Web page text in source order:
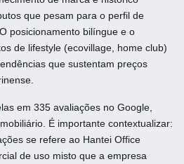
que pesam para o perfil de
posicionamento bilíngue e o
de lifestyle (ecovillage, home club)
que sustentam preços
em 335 avaliações no Google,
É importante contextualizar:
se refere ao Hantei Office
de uso misto que a empresa